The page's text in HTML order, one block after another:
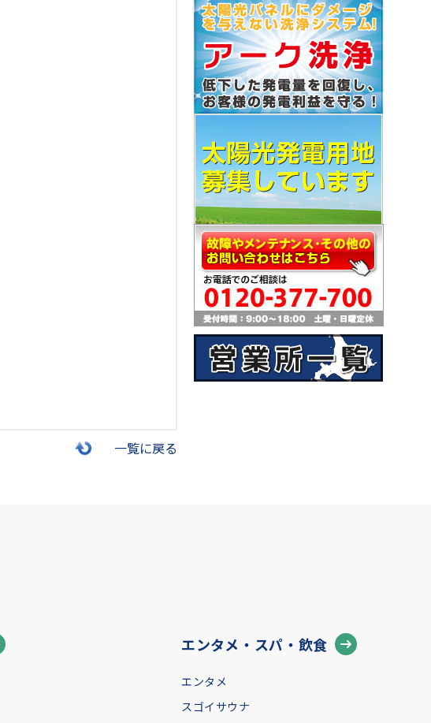
一覧に戻る
エンタメ・スパ・飲食
エンタメ
スゴイサウナ